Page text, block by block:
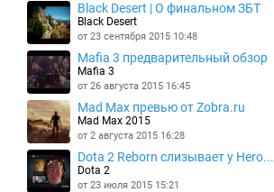
Black Desert | О финальном ЗБТ
Black Desert
от 23 сентября 2015 10:48
Mafia 3 предварительный обзор
Mafia 3
от 26 августа 2015 16:45
Mad Max превью от Zobra.ru
Mad Max 2015
от 2 августа 2015 16:28
Dota 2 Reborn слизывает у Hero...
Dota 2
от 23 июля 2015 15:21